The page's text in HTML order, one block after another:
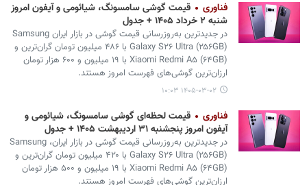
فناوری
قیمت گوشی سامسونگ، شیائومی و آیفون امروز
شنبه ۲ خرداد ۱۴۰۵ + جدول
در جدیدترین به‌روزرسانی قیمت گوشی در بازار ایران Samsung
Galaxy S۲۶ Ultra (۲۵۶GB) با ۴۸۶ میلیون تومان گران‌ترین و
Xiaomi Redmi A۵ (۶۴GB) با ۱۹ میلیون و ۶۰۰ هزار تومان
ارزان‌ترین گوشی‌های فهرست امروز هستند.
۱۴۰۵-۰۳-۰۲ ۱۰:۰۳
فناوری
قیمت لحظه‌ای گوشی سامسونگ، شیائومی و
آیفون امروز پنجشنبه ۳۱ اردیبهشت ۱۴۰۵ + جدول
در جدیدترین به‌روزرسانی قیمت گوشی در بازار ایران، Samsung
Galaxy S۲۶ Ultra (۲۵۶GB) با ۴۲۰ میلیون تومان گران‌ترین و
Xiaomi Redmi A۵ (۶۴GB) با ۱۹ میلیون و ۵۰۰ هزار تومان
ارزان‌ترین گوشی‌های فهرست امروز هستند.